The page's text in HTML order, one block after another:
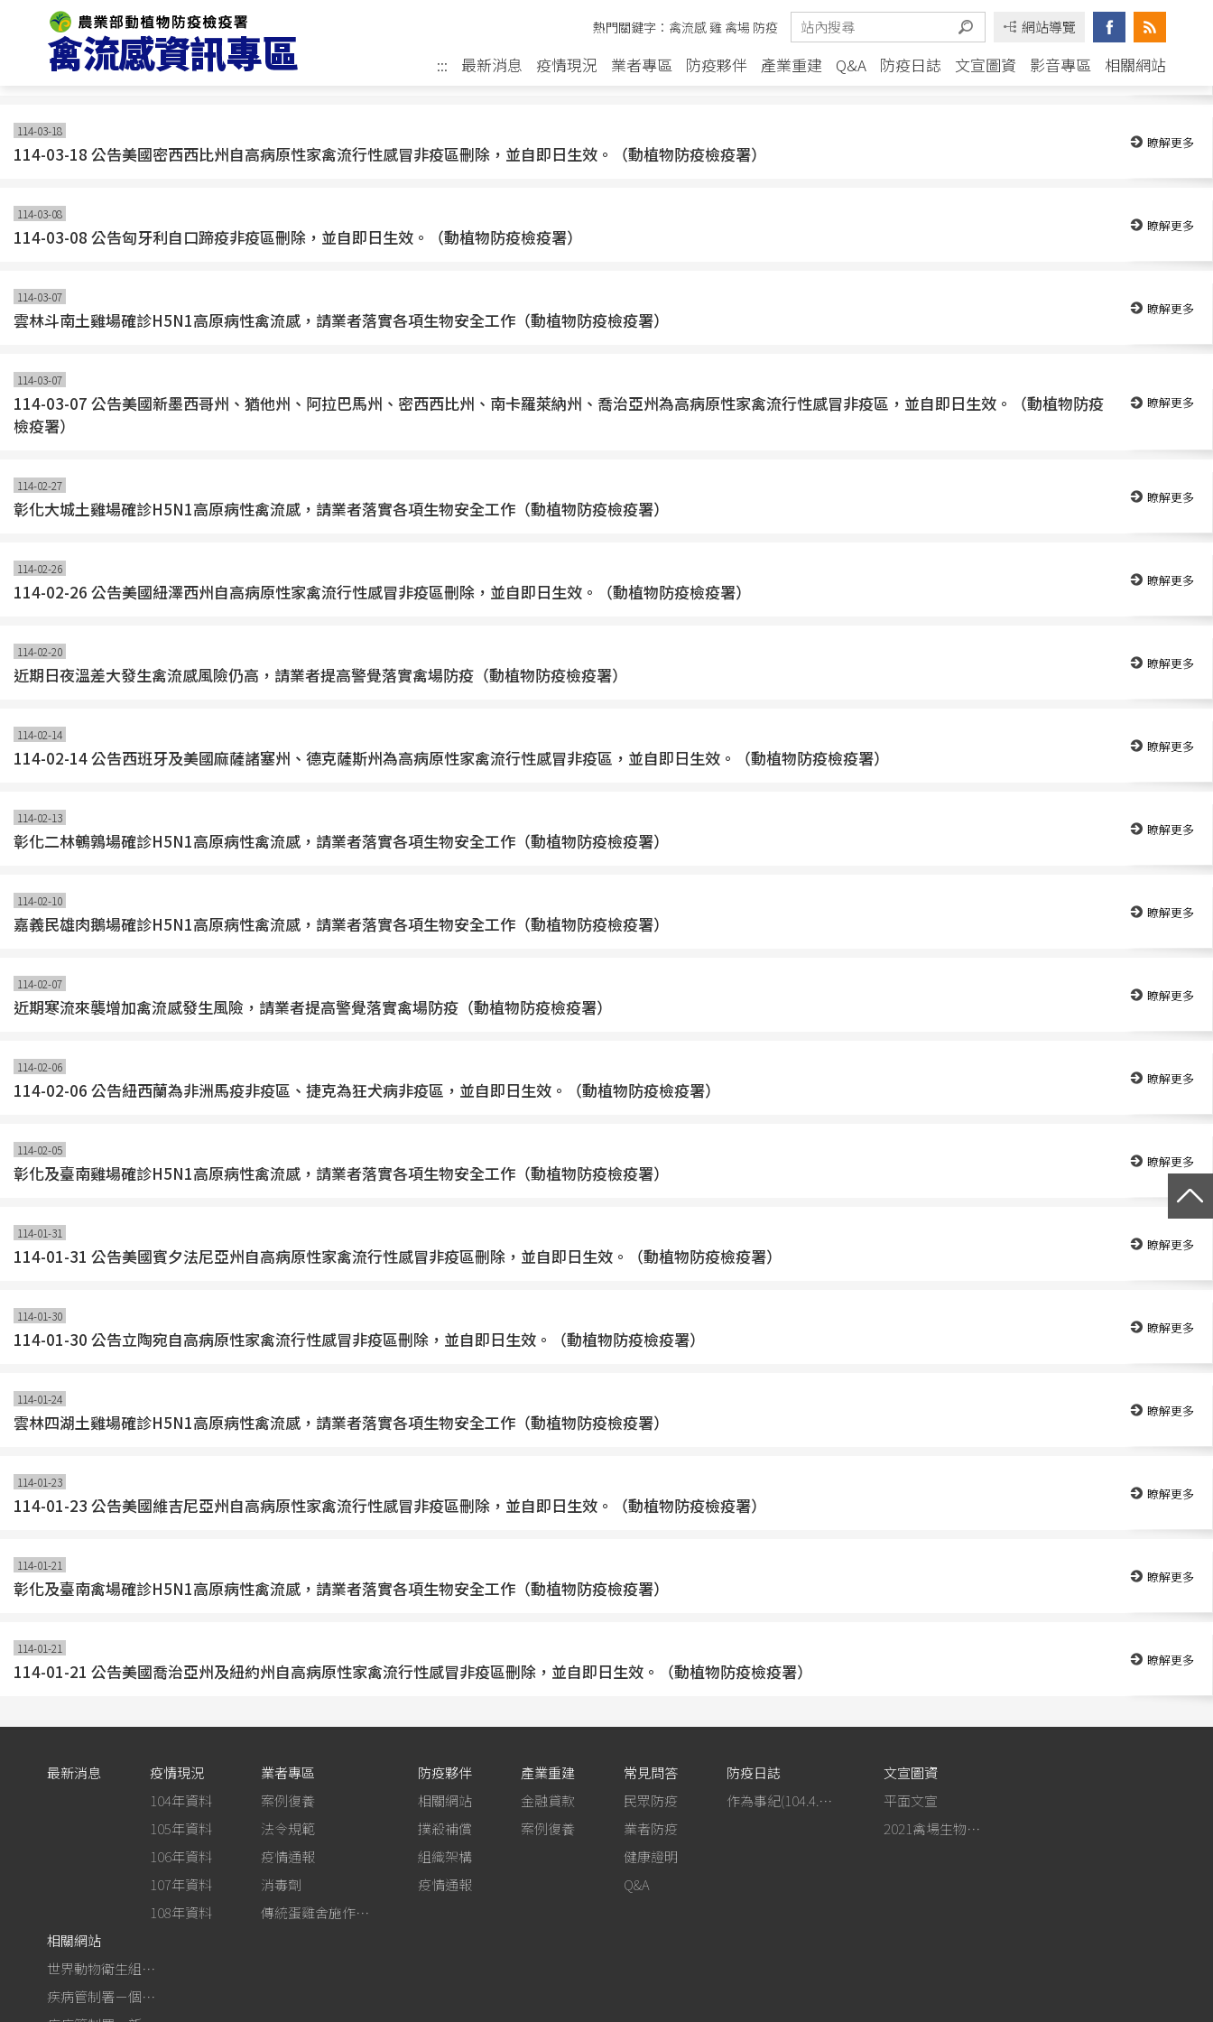
熱門關鍵字： 禽流感雞 禽場 防疫 網站導覽
::: 最新消息 疫情現況 業者專區 防疫夥伴 產業重建 Q&A 防疫日誌 文宣圖資 影音專區 相關網站
最新消息/
114-03-20
候鳥陸續北返中，養禽業者須提高警覺嚴加防範（動植物防疫檢疫署）
瞭解更多
114-03-18
114-03-18 公告美國密西西比州自高病原性家禽流行性感冒非疫區刪除，並自即日生效。（動植物防疫檢疫署）
瞭解更多
114-03-08
114-03-08 公告匈牙利自口蹄疫非疫區刪除，並自即日生效。（動植物防疫檢疫署）
瞭解更多
114-03-07
雲林斗南土雞場確診H5N1高原病性禽流感，請業者落實各項生物安全工作（動植物防疫檢疫署）
瞭解更多
114-03-07
114-03-07 公告美國新墨西哥州、猶他州、阿拉巴馬州、密西西比州、南卡羅萊納州、喬治亞州為高病原性家禽流行性感冒非疫區，並自即日生效。（動植物防疫
檢疫署）
瞭解更多
114-02-27
彰化大城土雞場確診H5N1高原病性禽流感，請業者落實各項生物安全工作（動植物防疫檢疫署）
瞭解更多
114-02-26
114-02-26 公告美國紐澤西州自高病原性家禽流行性感冒非疫區刪除，並自即日生效。（動植物防疫檢疫署）
瞭解更多
114-02-20
近期日夜溫差大發生禽流感風險仍高，請業者提高警覺落實禽場防疫（動植物防疫檢疫署）
瞭解更多
114-02-14
114-02-14 公告西班牙及美國麻薩諸塞州、德克薩斯州為高病原性家禽流行性感冒非疫區，並自即日生效。（動植物防疫檢疫署）
瞭解更多
114-02-13
彰化二林鵪鶉場確診H5N1高原病性禽流感，請業者落實各項生物安全工作（動植物防疫檢疫署）
瞭解更多
114-02-10
嘉義民雄肉鵝場確診H5N1高原病性禽流感，請業者落實各項生物安全工作（動植物防疫檢疫署）
瞭解更多
114-02-07
近期寒流來襲增加禽流感發生風險，請業者提高警覺落實禽場防疫（動植物防疫檢疫署）
瞭解更多
114-02-06
114-02-06 公告紐西蘭為非洲馬疫非疫區、捷克為狂犬病非疫區，並自即日生效。（動植物防疫檢疫署）
瞭解更多
114-02-05
彰化及臺南雞場確診H5N1高原病性禽流感，請業者落實各項生物安全工作（動植物防疫檢疫署）
瞭解更多
114-01-31
114-01-31 公告美國賓夕法尼亞州自高病原性家禽流行性感冒非疫區刪除，並自即日生效。（動植物防疫檢疫署）
瞭解更多
114-01-30
114-01-30 公告立陶宛自高病原性家禽流行性感冒非疫區刪除，並自即日生效。（動植物防疫檢疫署）
瞭解更多
114-01-24
雲林四湖土雞場確診H5N1高原病性禽流感，請業者落實各項生物安全工作（動植物防疫檢疫署）
瞭解更多
114-01-23
114-01-23 公告美國維吉尼亞州自高病原性家禽流行性感冒非疫區刪除，並自即日生效。（動植物防疫檢疫署）
瞭解更多
114-01-21
彰化及臺南禽場確診H5N1高原病性禽流感，請業者落實各項生物安全工作（動植物防疫檢疫署）
瞭解更多
114-01-21
114-01-21 公告美國喬治亞州及紐約州自高病原性家禽流行性感冒非疫區刪除，並自即日生效。（動植物防疫檢疫署）
瞭解更多
最新消息
疫情現況
104年資料
105年資料
106年資料
107年資料
108年資料
業者專區
案例復養
法令規範
疫情通報
消毒劑
傳統蛋雞舍施作生石灰消毒
防疫夥伴
相關網站
撲殺補償
組織架構
疫情通報
產業重建
金融貸款
案例復養
常見問答
民眾防疫
業者防疫
健康證明
Q&A
防疫日誌
作為事紀(104.4.13行政院新聞傳播處彙整)
文宣圖資
平面文宣
2021禽場生物安全手冊
相關網站
世界動物衛生組織－禽流感網站
疾病管制署－個人防護裝備使用建議